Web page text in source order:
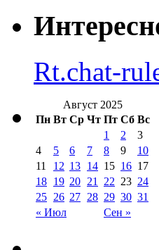
Rt.chat-
Август 2025
Пн Вт Ср Чт Пт Сб Вс
« Июл Сен »
1 2
3
4
5 6 7 8 9
10
11
12 13 14 15 16 17
18 19 20 21 22 23 24
25 26 27 28 29 30 31